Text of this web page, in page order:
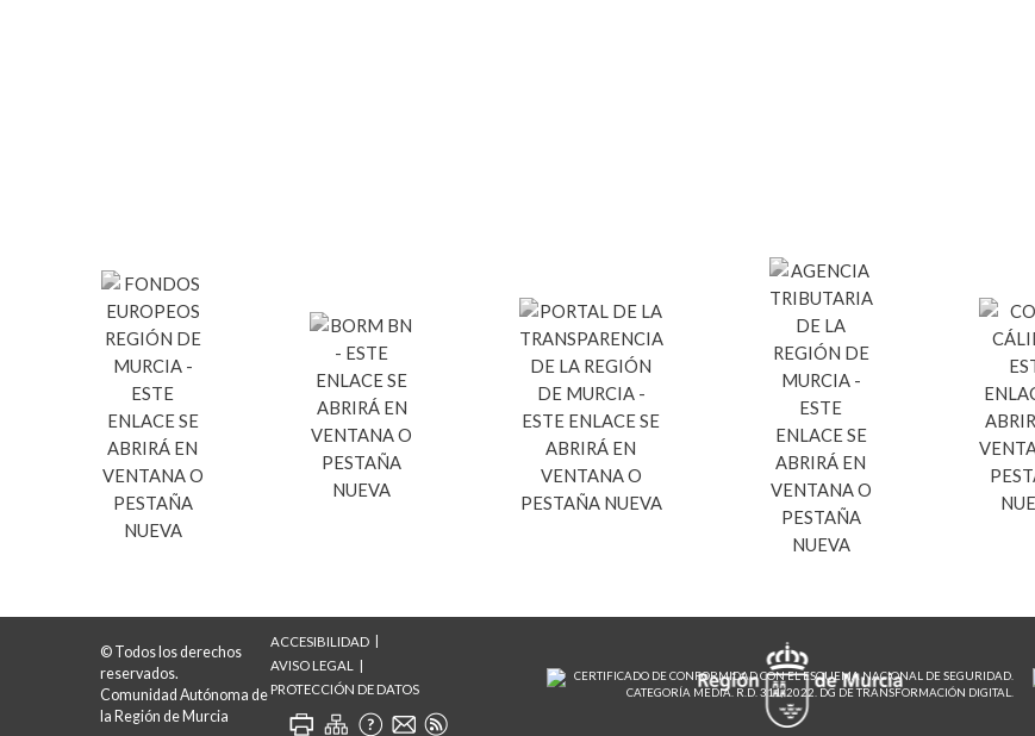
© Todos los derechos
reservados.
Comunidad Autónoma de
la Región de Murcia
ACCESIBILIDAD
AVISO LEGAL
PROTECCIÓN DE DATOS